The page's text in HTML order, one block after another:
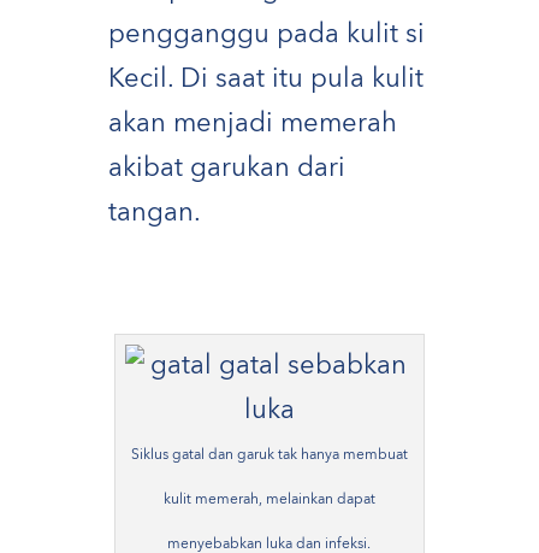
pengganggu pada kulit si
Kecil. Di saat itu pula kulit
akan menjadi memerah
akibat garukan dari
tangan.
Siklus gatal dan garuk tak hanya membuat
kulit memerah, melainkan dapat
menyebabkan luka dan infeksi.